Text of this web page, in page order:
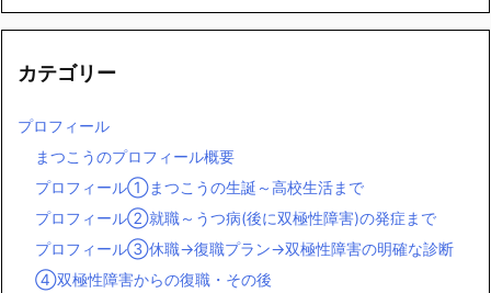
カテゴリー
プロフィール
まつこうのプロフィール概要
プロフィール①まつこうの生誕～高校生活まで
プロフィール②就職～うつ病(後に双極性障害)の発症まで
プロフィール③休職→復職プラン→双極性障害の明確な診断
④双極性障害からの復職・その後